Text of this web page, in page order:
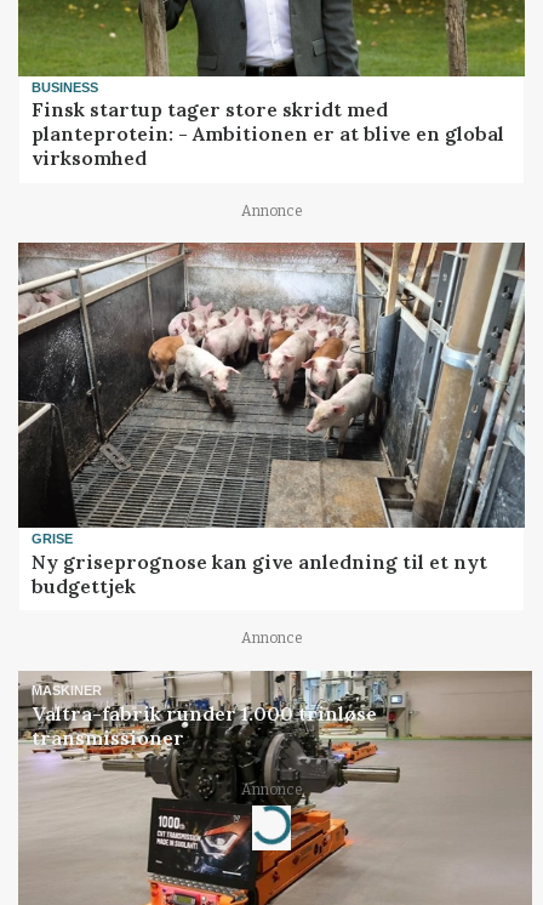
BUSINESS
Finsk startup tager store skridt med
planteprotein: - Ambitionen er at blive en global
virksomhed
Annonce
GRISE
Ny griseprognose kan give anledning til et nyt
budgettjek
Annonce
MASKINER
Valtra-fabrik runder 1.000 trinløse
transmissioner
Annonce
Loading...